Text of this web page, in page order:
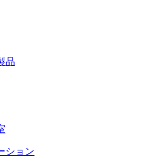
品
ション